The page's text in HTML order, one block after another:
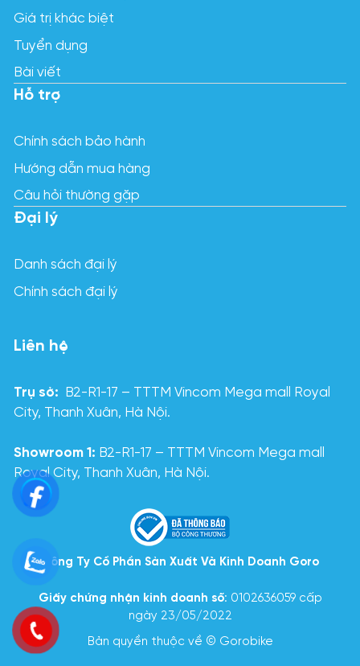
Giá trị khác biệt
Tuyển dụng
Bài viết
Hỗ trợ
Chính sách bảo hành
Hướng dẫn mua hàng
Câu hỏi thường gặp
Đại lý
Danh sách đại lý
Chính sách đại lý
Liên hệ
Trụ sở: B2-R1-17 – TTTM Vincom Mega mall Royal
City, Thanh Xuân, Hà Nội.
Showroom 1: B2-R1-17 – TTTM Vincom Mega mall
Royal City, Thanh Xuân, Hà Nội.
Công Ty Cổ Phần Sản Xuất Và Kinh Doanh Goro
Giấy chứng nhận kinh doanh số: 0102636059 cấp
ngày 23/05/2022
Bản quyền thuộc về © Gorobike